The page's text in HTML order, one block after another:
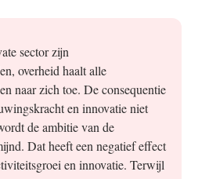
sector zijn
overheid haalt alle
naar zich toe. De consequentie
en innovatie niet
de ambitie van de
Dat heeft een negatief effect
en innovatie. Terwijl